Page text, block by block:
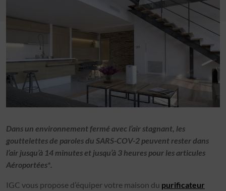
Dans un environnement fermé avec l’air stagnant, les
gouttelettes de paroles du SARS-COV-2 peuvent rester dans
l’air jusqu’à 14 minutes et jusqu’à 3 heures pour les articules
Aéroportées*.
IGC vous propose d’équiper votre maison du purificateur